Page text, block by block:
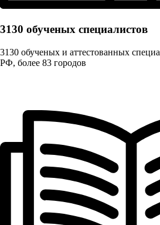
3130 обученых cпециалистов
3130 обученых и аттестованных
РФ, более 83 городов